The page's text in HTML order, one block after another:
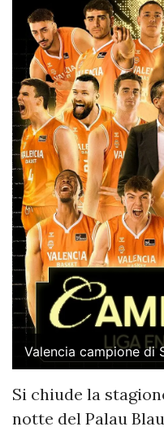
Valencia campione di
Si chiude la
notte del Palau